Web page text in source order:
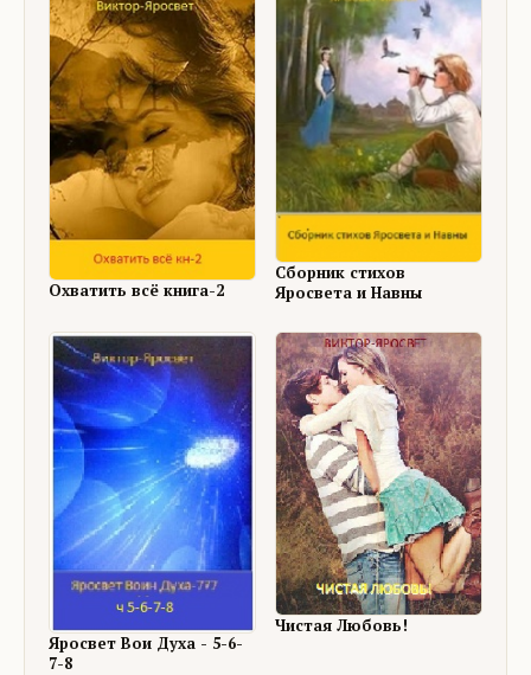
Охватить всё книга-2
Сборник стихов
Яросвета и Навны
Яросвет Вои Духа - 5-6-
7-8
Чистая Любовь!